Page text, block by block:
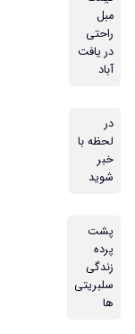
مبل
راحتی
در یافت
آباد
در
لحظه با
خبر
شوید
پشت
پرده
زندگی
سلبریتی
ها